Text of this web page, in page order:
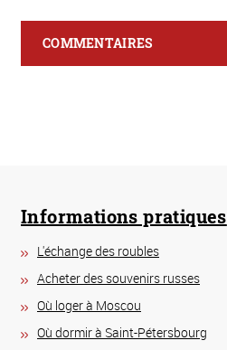
COMMENTAIRES
Informations pratiques
L'échange des roubles
Acheter des souvenirs russes
Où loger à Moscou
Où dormir à Saint-Pétersbourg